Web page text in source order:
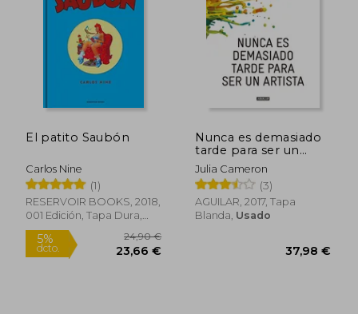
5%
dcto.
36,89 €
35,05 €
5%
dcto.
El patito Saubón
Carlos Nine
(1)
RESERVOIR BOOKS, 2018,
001 Edición, Tapa Dura,
Nuevo
Nunca es demasiado
tarde para ser un
artista
Julia Cameron
(3)
AGUILAR, 2017, Tapa
Blanda, Usado